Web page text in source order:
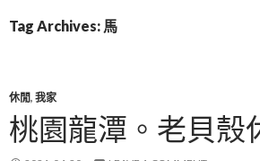
Tag Archives: 馬
休閒, 我家
桃園龍潭。老貝殼